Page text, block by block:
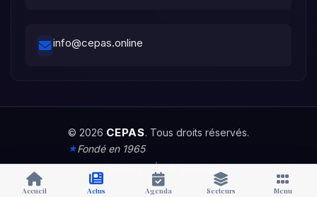
info@cepas.online
© 2026 CEPAS. Tous droits réservés.
Fondé en 1965
|
Accueil Actus Agenda Secteurs Menu